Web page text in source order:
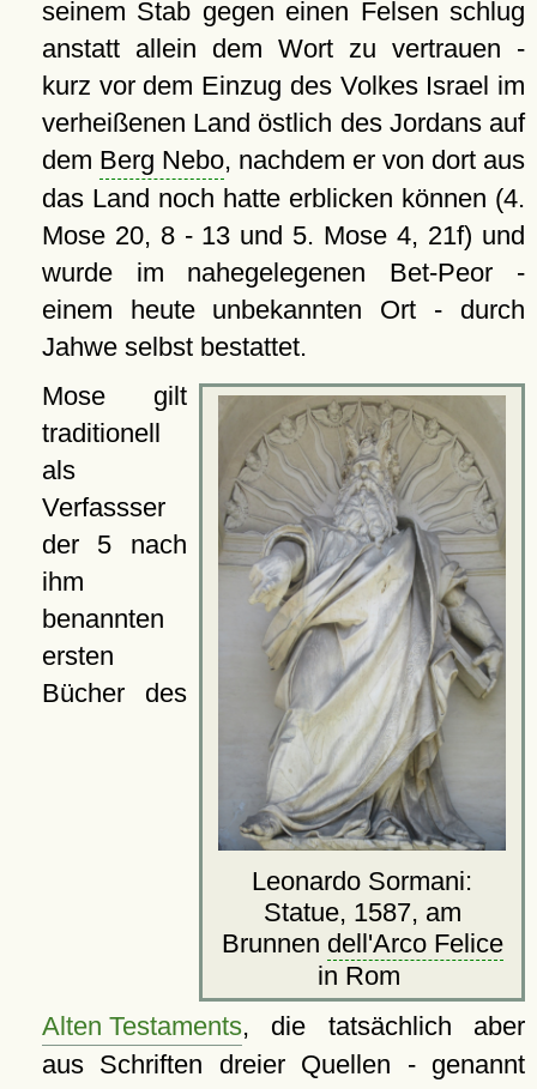
seinem Stab gegen einen Felsen schlug
anstatt allein dem Wort zu vertrauen -
kurz vor dem Einzug des Volkes Israel im
verheißenen Land östlich des Jordans auf
dem Berg Nebo, nachdem er von dort aus
das Land noch hatte erblicken können (4.
Mose 20, 8 - 13 und 5. Mose 4, 21f) und
wurde im nahegelegenen Bet-Peor -
einem heute unbekannten Ort - durch
Jahwe selbst bestattet.
Leonardo Sormani:
Statue, 1587, am
Brunnen dell'Arco Felice
in Rom
Mose gilt
traditionell
als
Verfassser
der 5 nach
ihm
benannten
ersten
Bücher des
Alten Testaments, die tatsächlich aber
aus Schriften dreier Quellen - genannt